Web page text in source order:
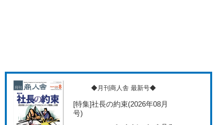
◆月刊商人舎 最新号◆
[特集]社長の約束(2026年08月
号)